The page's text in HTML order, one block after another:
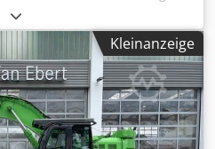
auf unserem Hof in
? Luis Lucena ? Viktoria
A 904 C Litronic Mobilbagger
Zum Verkauf steht ein
C Litronic Mobilbagger aus
verfügt über
Mit
eignet sich der Mobilbagger
Kleinanzeige